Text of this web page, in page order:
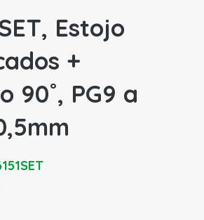
Estojo
+
90˚, PG9 a